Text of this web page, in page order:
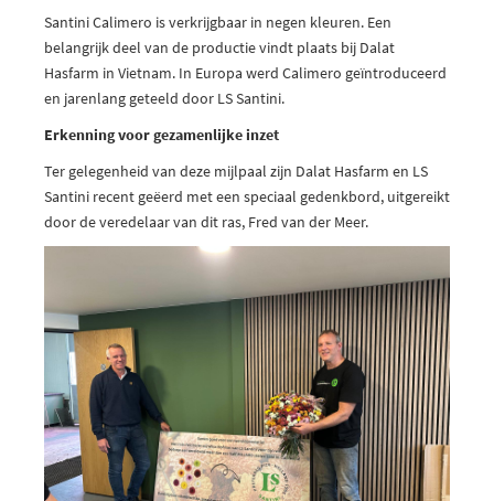
Santini Calimero is verkrijgbaar in negen kleuren. Een
belangrijk deel van de productie vindt plaats bij Dalat
Hasfarm in Vietnam. In Europa werd Calimero geïntroduceerd
en jarenlang geteeld door LS Santini.
Erkenning voor gezamenlijke inzet
Ter gelegenheid van deze mijlpaal zijn Dalat Hasfarm en LS
Santini recent geëerd met een speciaal gedenkbord, uitgereikt
door de veredelaar van dit ras, Fred van der Meer.